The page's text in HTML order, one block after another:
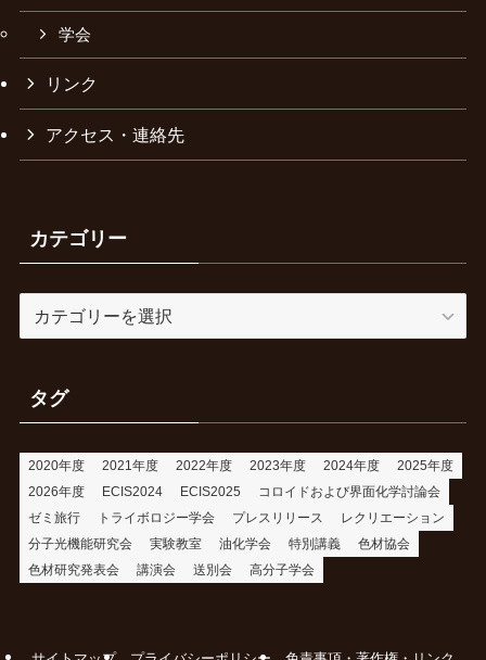
学会
リンク
アクセス・連絡先
カテゴリー
テ
ー
タグ
2020年度 2021年度 2022年度 2023年度 2024年度
2025年度
2026年度
ECIS2024 ECIS2025
コロイドおよび界面化学討論会
ゼミ旅行
トライボロジー学会 プレスリリース
レクリエーション
分子光機能研究会
実験教室 油化学会 特別講義
色材協会
色材研究発表会
講演会 送別会 高分子学会